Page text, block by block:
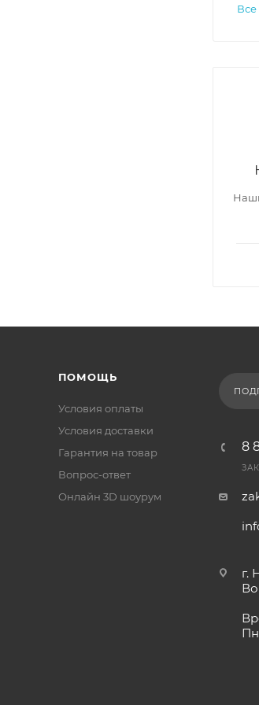
Все
ПОМОЩЬ
Условия оплаты
Условия доставки
Гарантия на товар
Вопрос-ответ
Онлайн 3D шоурум
8
г.